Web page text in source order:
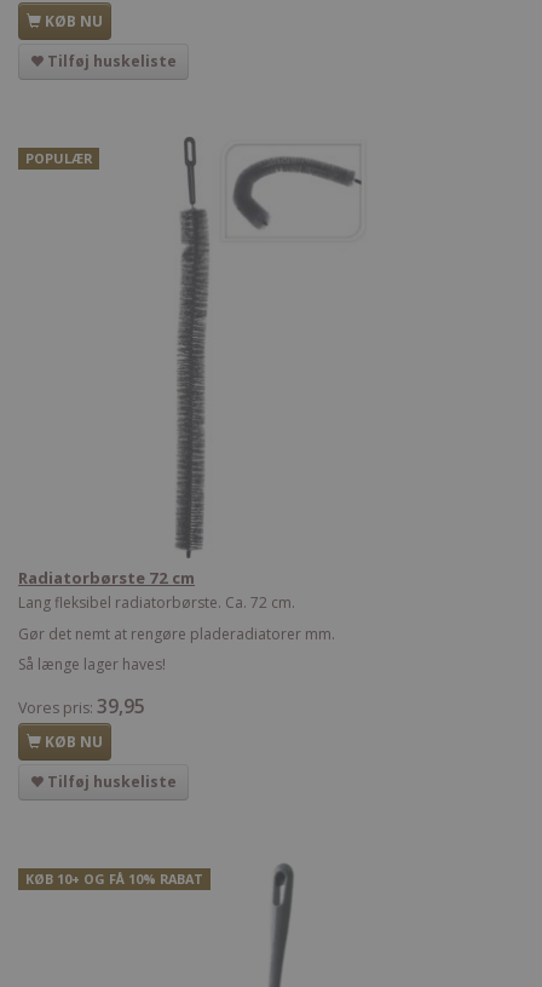
KØB NU
Tilføj huskeliste
POPULÆR
Radiatorbørste 72 cm
Lang fleksibel radiatorbørste. Ca. 72 cm.
Gør det nemt at rengøre pladeradiatorer mm.
Så længe lager haves!
Vores pris: 39,95
KØB NU
Tilføj huskeliste
KØB 10+ OG FÅ 10% RABAT